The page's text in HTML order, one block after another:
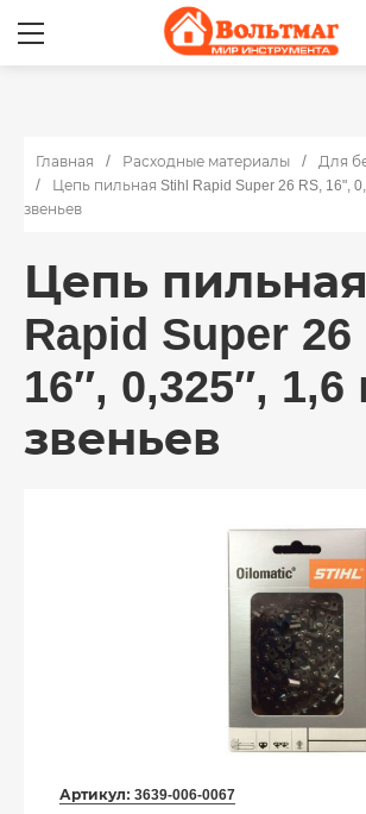
Главная Расходные материалы Для
Цепь пильная Stihl Rapid Super 26 RS, 16",
звеньев
Цепь пильная
Rapid Super 26
16″, 0,325″,
звеньев
Артикул: 3639-006-0067